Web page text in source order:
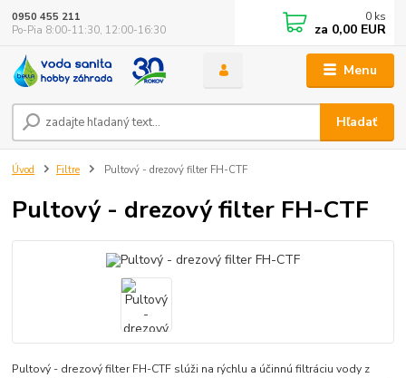
Menu
Hľadať
0950 455 211
Po-Pia 8:00-11:30, 12:00-16:30
0 ks
za 0,00 EUR
Úvod Filtre Pultový - drezový filter FH-CTF
Pultový - drezový filter FH-CTF
Pultový - drezový filter FH-CTF slúži na rýchlu a účinnú filtráciu vody z